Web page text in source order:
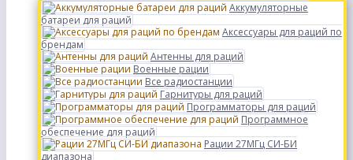
Аккумуляторные
батареи для раций
Аксессуары для раций по
брендам
Антенны для раций
Военные рации
Все радиостанции
Гарнитуры для раций
Программаторы для раций
Программное
обеспечение для раций
Рации 27МГц СИ-БИ
диапазона